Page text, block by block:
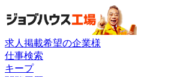
求人掲載希望の企業様
仕事検索
キープ